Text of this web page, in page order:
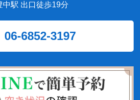
中駅 出口徒歩19分
06-6852-3197